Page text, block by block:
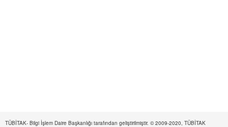
TÜBİTAK- Bilgi İşlem Daire Başkanlığı tarafından geliştirilmiştir. © 2009-2020, TÜBİTAK